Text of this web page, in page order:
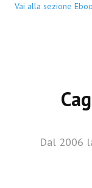
Vai alla sezione
Dal 2006